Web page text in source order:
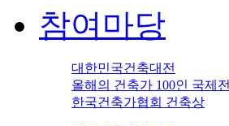
참여마당
대한민국건축대전
올해의 건축가 100인 국제전
한국건축가협회 건축상